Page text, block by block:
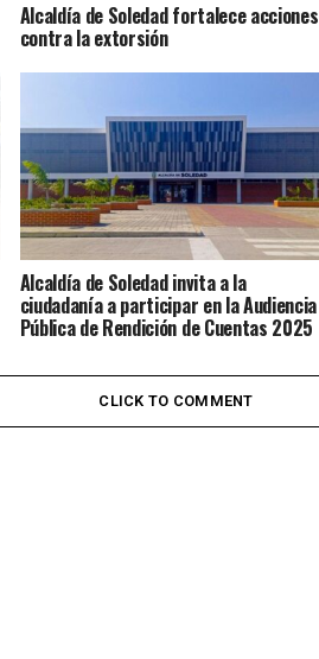
Alcaldía de Soledad fortalece acciones
contra la extorsión
Alcaldía de Soledad invita a la
ciudadanía a participar en la Audiencia
Pública de Rendición de Cuentas 2025
CLICK TO COMMENT